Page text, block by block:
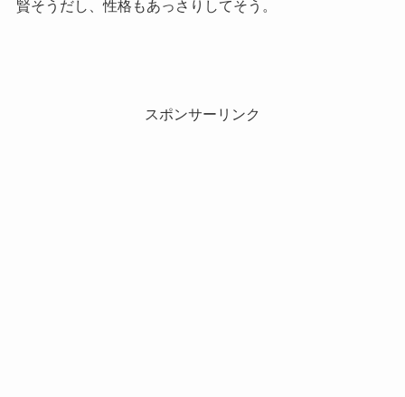
賢そうだし、性格もあっさりしてそう。
スポンサーリンク